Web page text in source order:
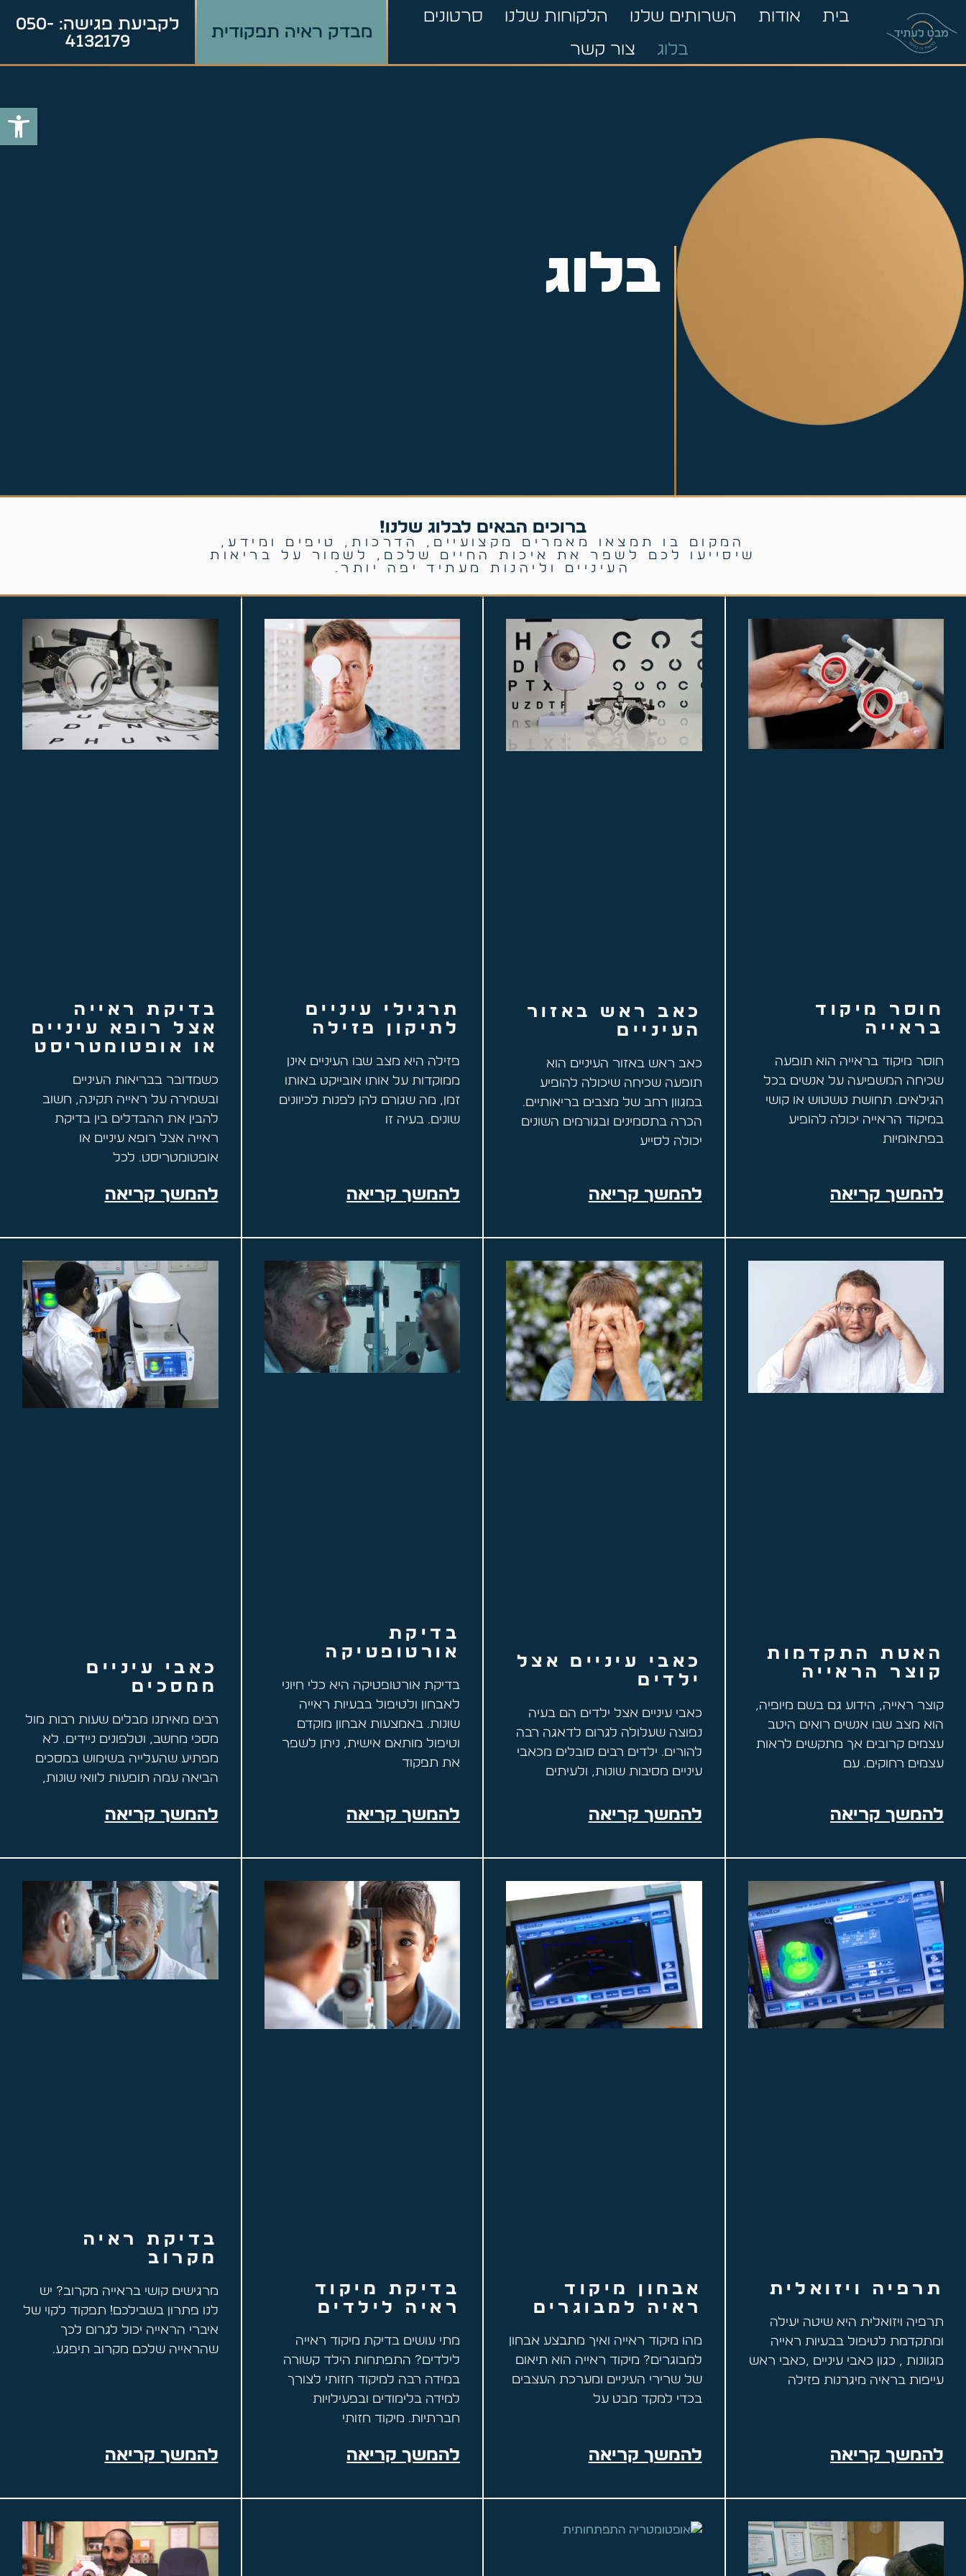
בית אודות השרותים שלנו הלקוחות שלנו
סרטונים
בלוג
צור קשר
מבדק ראיה תפקודית
לקביעת פגישה: 050-
4132179
בלוג
ברוכים הבאים לבלוג שלנו!
המקום בו תמצאו מאמרים מקצועיים, הדרכות, טיפים ומידע,
שיסייעו לכם לשפר את איכות החיים שלכם, לשמור על בריאות
העיניים וליהנות מעתיד יפה יותר.
חוסר מיקוד
בראייה
חוסר מיקוד בראייה הוא תופעה
שכיחה המשפיעה על אנשים בכל
הגילאים. תחושת טשטוש או קושי
במיקוד הראייה יכולה להופיע
בפתאומיות
להמשך קריאה
כאב ראש באזור
העיניים
כאב ראש באזור העיניים הוא
תופעה שכיחה שיכולה להופיע
במגוון רחב של מצבים בריאותיים.
הכרה בתסמינים ובגורמים השונים
יכולה לסייע
להמשך קריאה
תרגילי עיניים
לתיקון פזילה
פזילה היא מצב שבו העיניים אינן
ממוקדות על אותו אובייקט באותו
זמן, מה שגורם להן לפנות לכיוונים
שונים. בעיה זו
להמשך קריאה
בדיקת ראייה
אצל רופא עיניים
או אופטומטריסט
כשמדובר בבריאות העיניים
ובשמירה על ראייה תקינה, חשוב
להבין את ההבדלים בין בדיקת
ראייה אצל רופא עיניים או
אופטומטריסט. לכל
להמשך קריאה
האטת התקדמות
קוצר הראייה
קוצר ראייה, הידוע גם בשם מיופיה,
הוא מצב שבו אנשים רואים היטב
עצמים קרובים אך מתקשים לראות
עצמים רחוקים. עם
להמשך קריאה
כאבי עיניים אצל
ילדים
כאבי עיניים אצל ילדים הם בעיה
נפוצה שעלולה לגרום לדאגה רבה
להורים. ילדים רבים סובלים מכאבי
עיניים מסיבות שונות, ולעיתים
להמשך קריאה
בדיקת
אורטופטיקה
בדיקת אורטופטיקה היא כלי חיוני
לאבחון ולטיפול בבעיות ראייה
שונות. באמצעות אבחון מוקדם
וטיפול מותאם אישית, ניתן לשפר
את תפקוד
להמשך קריאה
כאבי עיניים
ממסכים
רבים מאיתנו מבלים שעות רבות מול
מסכי מחשב, וטלפונים ניידים. לא
מפתיע שהעלייה בשימוש במסכים
הביאה עמה תופעות לוואי שונות,
להמשך קריאה
תרפיה ויזואלית
תרפיה ויזואלית היא שיטה יעילה
ומתקדמת לטיפול בבעיות ראייה
מגוונות , כגון כאבי עיניים ,כאבי ראש
עייפות בראיה מיגרנות פזילה
להמשך קריאה
אבחון מיקוד
ראיה למבוגרים
מהו מיקוד ראייה ואיך מתבצע אבחון
למבוגרים? מיקוד ראייה הוא תיאום
של שרירי העיניים ומערכת העצבים
בכדי למקד מבט על
להמשך קריאה
בדיקת מיקוד
ראיה לילדים
מתי עושים בדיקת מיקוד ראייה
לילדים? התפתחות הילד קשורה
במידה רבה למיקוד חזותי לצורך
למידה בלימודים ובפעילויות
חברתיות. מיקוד חזותי
להמשך קריאה
בדיקת ראיה
מקרוב
מרגישים קושי בראייה מקרוב? יש
לנו פתרון בשבילכם! תפקוד לקוי של
איברי הראייה יכול לגרום לכך
שהראייה שלכם מקרוב תיפגע.
להמשך קריאה
פתח